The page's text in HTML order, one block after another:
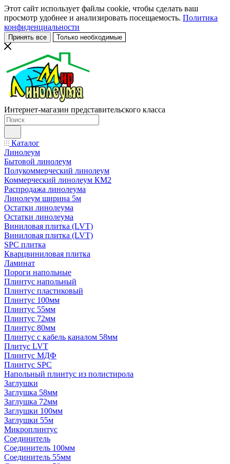
Этот сайт использует файлы cookie, чтобы сделать ваш
просмотр удобнее и анализировать посещаемость. Политика
конфиденциальности
Принять все Только необходимые
Интернет-магазин представительского класса
Каталог
Линолеум
Бытовой линолеум
Полукоммерческий линолеум
Коммерческий линолеум КМ2
Распродажа линолеума
Линолеум ширина 5м
Остатки линолеума
Остатки линолеума
Виниловая плитка (LVT)
Виниловая плитка (LVT)
SPC плитка
Кварцвиниловая плитка
Ламинат
Пороги напольные
Плинтус напольный
Плинтус пластиковый
Плинтус 100мм
Плинтус 55мм
Плинтус 72мм
Плинтус 80мм
Плинтус с кабель каналом 58мм
Плитус LVT
Плинтус МДФ
Плинтус SPC
Напольный плинтус из полистирола
Заглушки
Заглушка 58мм
Заглушка 72мм
Заглушки 100мм
Заглушки 55м
Микроплинтус
Соединитель
Соединитель 100мм
Соединитель 55мм